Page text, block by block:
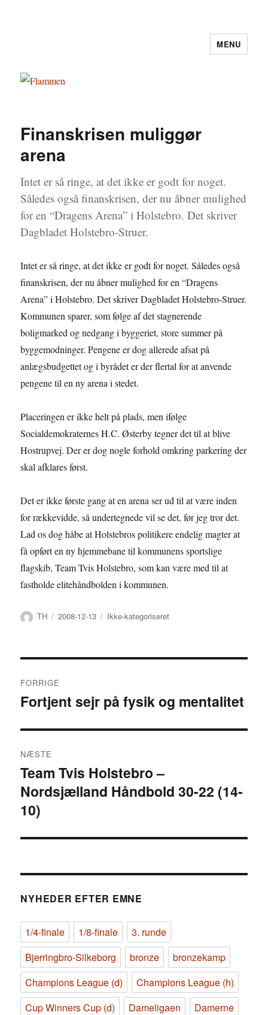
MENU
Finanskrisen muliggør
arena
Intet er så ringe, at det ikke er godt for noget.
Således også finanskrisen, der nu åbner mulighed
for en “Dragens Arena” i Holstebro. Det skriver
Dagbladet Holstebro-Struer.
Intet er så ringe, at det ikke er godt for noget. Således også
finanskrisen, der nu åbner mulighed for en “Dragens
Arena” i Holstebro. Det skriver Dagbladet Holstebro-Struer.
Kommunen sparer, som følge af det stagnerende
boligmarked og nedgang i byggeriet, store summer på
byggemodninger. Pengene er dog allerede afsat på
anlægsbudgettet og i byrådet er der flertal for at anvende
pengene til en ny arena i stedet.
Placeringen er ikke helt på plads, men ifølge
Socialdemokraternes H.C. Østerby tegner det til at blive
Hostrupvej. Der er dog nogle forhold omkring parkering der
skal afklares først.
Det er ikke første gang at en arena ser ud til at være inden
for rækkevidde, så undertegnede vil se det, før jeg tror det.
Lad os dog håbe at Holstebros politikere endelig magter at
få opført en ny hjemmebane til kommunens sportslige
flagskib, Team Tvis Holstebro, som kan være med til at
fastholde elitehåndbolden i kommunen.
Forfatter
TH Udgivet
2008-12-13 Kategorier
Ikke-kategoriseret
FORRIGE
Forrige
Fortjent sejr på fysik og mentalitet
NÆSTE
Næste
indlæg:
Team Tvis Holstebro –
Nordsjælland Håndbold 30-22 (14-
10)
NYHEDER EFTER EMNE
1/4-finale 1/8-finale
3. runde
Bjerringbro-Silkeborg
bronze
bronzekamp
Champions League (d)
Champions League (h)
Cup Winners Cup (d)
Dameligaen
Damerne